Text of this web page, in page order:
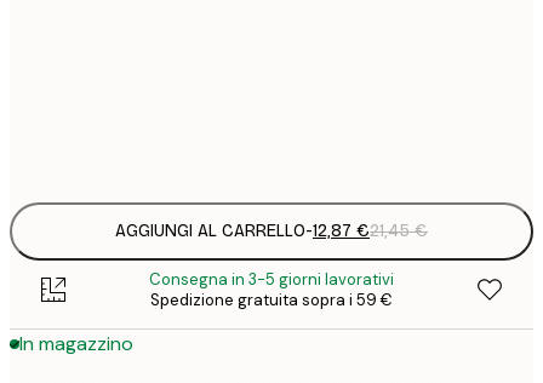
AGGIUNGI AL CARRELLO-12,87 €21,45 €
Consegna in 3-5 giorni lavorativi
Spedizione gratuita sopra i 59 €
In magazzino